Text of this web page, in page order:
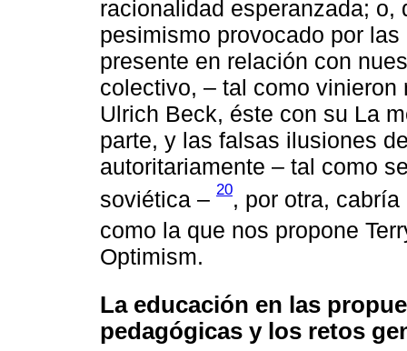
racionalidad esperanzada; o,
pesimismo provocado por
presente en relación con
colectivo, ‒ tal como
Ulrich Beck, éste con su La
parte, y las falsas ilusiones
autoritariamente ‒ tal como
soviética ‒ 20, por otra,
como la que nos propone
Optimism.
La educación en las
pedagógicas y los retos